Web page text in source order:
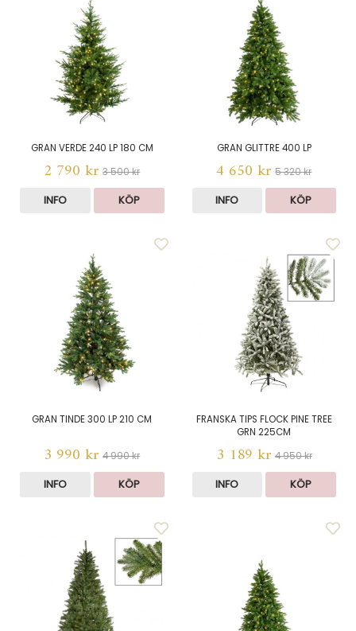
GRAN VERDE 240 LP 180 CM
2 790 kr 3 500 kr
INFO KÖP
GRAN GLITTRE 400 LP
4 650 kr 5 320 kr
INFO KÖP
GRAN TINDE 300 LP 210 CM
3 990 kr 4 990 kr
INFO KÖP
FRANSKA TIPS FLOCK PINE TREE
GRN 225CM
3 189 kr 4 950 kr
INFO KÖP